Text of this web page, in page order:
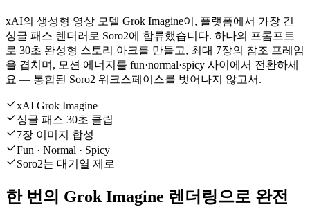
xAI의 생성형 영상 모델 Grok Imagine이, 플랫폼에서 가장 긴
싱글 패스 렌더러로 Soro2에 합류했습니다. 하나의 프롬프트
로 30초 완성형 스토리 아크를 만들고, 최대 7장의 참조 프레임
을 겹치며, 모션 에너지를 fun·normal·spicy 사이에서 전환하세
요 — 통합된 Soro2 워크스페이스를 벗어나지 않고서.
xAI Grok Imagine
싱글 패스 30초 클립
7장 이미지 합성
Fun · Normal · Spicy
Soro2는 대기열 제로
한 번의 Grok Imagine 렌더링으로 완전